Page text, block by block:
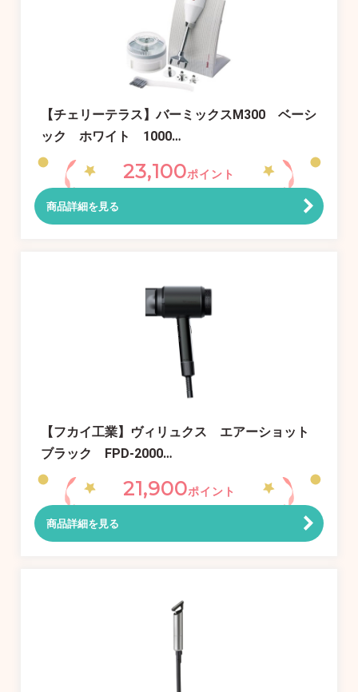
【チェリーテラス】バーミックスM300 ベーシ
ック ホワイト 1000…
23,100ポイント
商品詳細を見る
【フカイ工業】ヴィリュクス エアーショット
ブラック FPD-2000…
21,900ポイント
商品詳細を見る